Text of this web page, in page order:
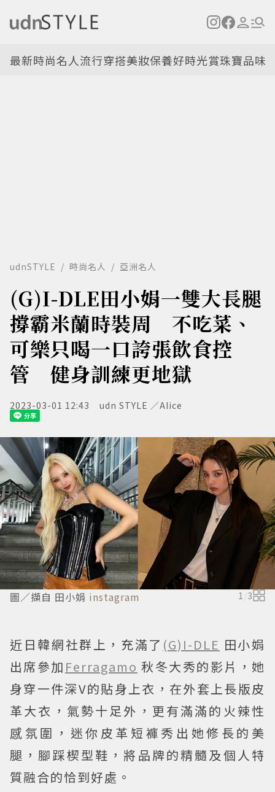
最新時尚名人流行穿搭美妝保養好時光賞珠寶品味
udnSTYLE 時尚名人 亞洲名人
(G)I-DLE田小娟一雙大長腿
撐霸米蘭時裝周 不吃菜、
可樂只喝一口誇張飲食控
管 健身訓練更地獄
2023-03-01 12:43 udn STYLE ／Alice
圖／擷自 田小娟 instagram 1 /3
近日韓網社群上，充滿了 (G)I-DLE 田小娟
出席參加 Ferragamo 秋冬大秀的影片，她
身穿一件深V的貼身上衣，在外套上長版皮
革大衣，氣勢十足外，更有滿滿的火辣性
感氛圍，迷你皮革短褲秀出她修長的美
腿，腳踩楔型鞋，將品牌的精髓及個人特
質融合的恰到好處。